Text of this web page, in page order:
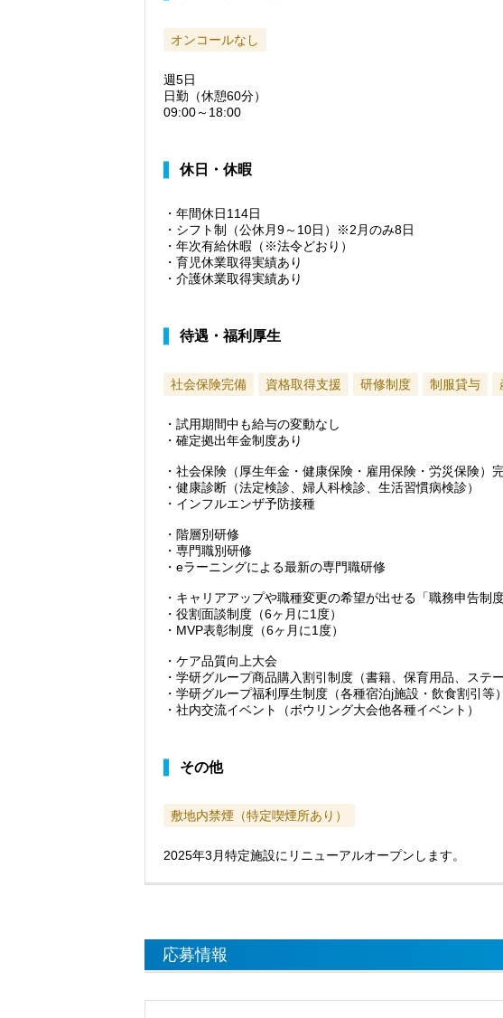
オンコールなし
週5日
日勤（休憩60分）
09:00～18:00
休日・休暇
・年間休日114日
・シフト制（公休月9～10日）※2月のみ8日
・年次有給休暇（※法令どおり）
・育児休業取得実績あり
・介護休業取得実績あり
待遇・福利厚生
社会保険完備 資格取得支援 研修制度 制服貸与
・試用期間中も給与の変動なし
・確定拠出年金制度あり
・社会保険（厚生年金・健康保険・雇用保険・労災保険）
・健康診断（法定検診、婦人科検診、生活習慣病検診）
・インフルエンザ予防接種
・階層別研修
・専門職別研修
・eラーニングによる最新の専門職研修
・キャリアアップや職種変更の希望が出せる「職務申告制度
・役割面談制度（6ヶ月に1度）
・MVP表彰制度（6ヶ月に1度）
・ケア品質向上大会
・学研グループ商品購入割引制度（書籍、保育用品、ステ
・学研グループ福利厚生制度（各種宿泊j施設・飲食割引等）
・社内交流イベント（ボウリング大会他各種イベント）
その他
敷地内禁煙（特定喫煙所あり）
2025年3月特定施設にリニューアルオープンします。
応募情報